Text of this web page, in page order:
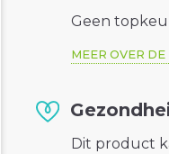
Geen
MEER OVER
Dit product